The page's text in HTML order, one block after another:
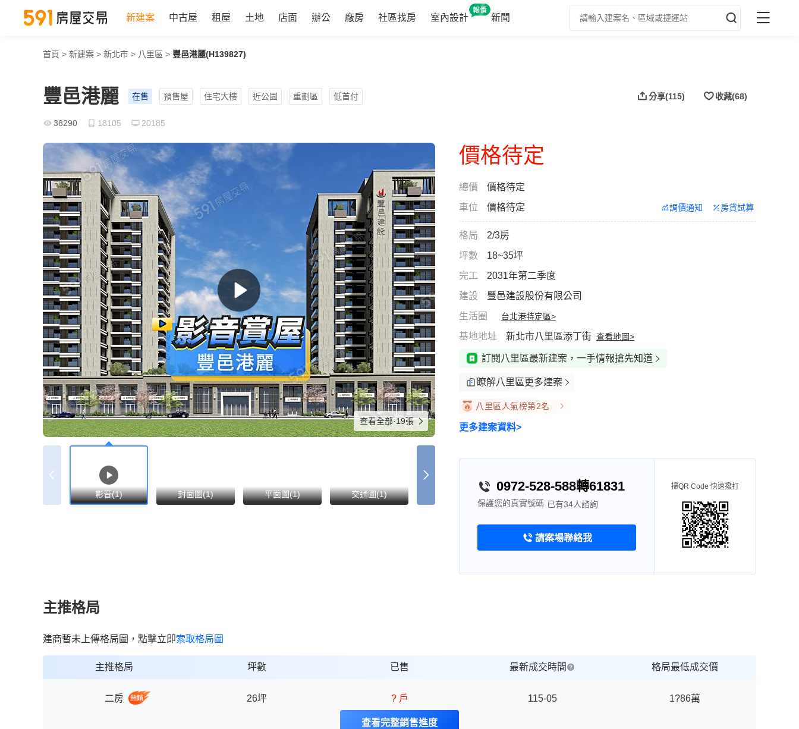
新建案 中古屋 租屋 土地 店面 辦公 廠房 社區找房 室內設計 新聞
首頁 > 新建案 > 新北市 > 八里區 > 豐邑港麗(H139827)
豐邑港麗 在售 預售屋 住宅大樓 近公園 重劃區 低首付 分享(115) 收藏(68)
38290 18105 20185
查看全部·19張
影音(1) 封面圖(1) 平面圖(1) 交通圖(1)
價格待定
總價
價格待定
車位
價格待定 調價通知 房貸試算
格局
2/3房
坪數
18~35坪
完工
2031年第二季度
建設
豐邑建設股份有限公司
生活圈
台北港特定區>
基地地址 新北市八里區添丁街 查看地圖>
訂閱八里區最新建案，一手情報搶先知道
瞭解八里區更多建案
八里區人氣榜第2名
更多建案資料>
0972-528-588轉61831
保護您的真實號碼
服務時間：10:00-19:00
已有34人諮詢
請案場聯絡我
掃QR Code 快速撥打
主推格局
建商暫未上傳格局圖，點擊立即索取格局圖
主推格局 坪數 已售 最新成交時間 格局最低成交價
二房 26坪 ? 戶 115-05 1?86萬
查看完整銷售進度